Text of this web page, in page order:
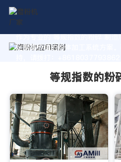
作为专业的 等规指数的粉碎 制
定制高价值的粉体加工系统方案。
等规指数的粉